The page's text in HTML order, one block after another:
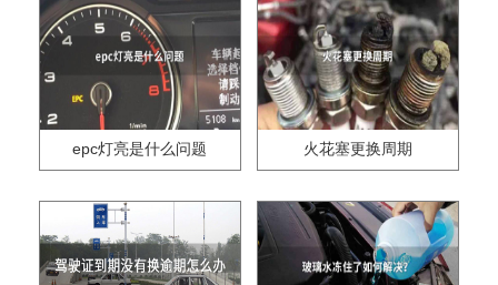
epc灯亮是什么问题 火花塞更换周期